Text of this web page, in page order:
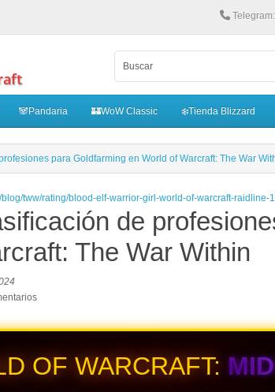
🐼Pandaria 🏰WoW Classic ❄️Tienda Blizzard
para Goldfarming en World of Warcraft: The War
de
The War Within
OF WARCRAFT: